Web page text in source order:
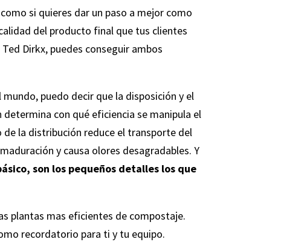
si quieres dar un paso a mejor como
del producto final que tus clientes
Dirkx, puedes conseguir ambos
puedo decir que la disposición y el
con qué eficiencia se manipula el
la distribución reduce el transporte del
y causa olores desagradables. Y
son los pequeños detalles los que
plantas mas eficientes de compostaje.
recordatorio para ti y tu equipo.